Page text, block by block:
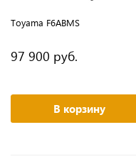
Toyama F6ABMS
97 900 руб.
В корзину